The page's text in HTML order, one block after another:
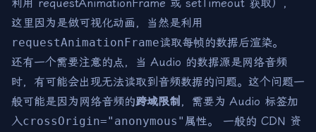
利用 requestAnimationFrame 或 setTimeout 获取），
这里因为是做可视化动画，当然是利用
requestAnimationFrame读取每帧的数据后渲染。
还有一个需要注意的点，当 Audio 的数据源是网络音频
时，有可能会出现无法读取到音频数据的问题。这个问题一
般可能是因为网络音频的跨域限制 ，需要为 Audio 标签加
入crossOrigin="anonymous" 属性。 一般的 CDN 资